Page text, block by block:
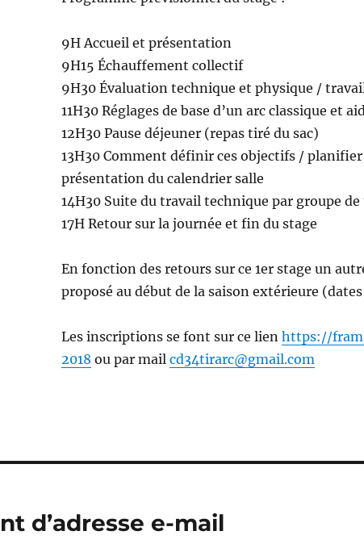
9H Accueil et présentation
9H15 Échauffement collectif
9H30 Évaluation technique et physique /
11H30 Réglages de base d’un arc classique et
12H30 Pause déjeuner (repas tiré du sac)
13H30 Comment définir ces objectifs /
présentation du calendrier salle
14H30 Suite du travail technique par groupe
17H Retour sur la journée et fin du stage
En fonction des retours sur ce 1er stage un
proposé au début de la saison extérieure
Les inscriptions se font sur ce lien https://
2018 ou par mail cd34tirarc@gmail.com
d’adresse e-mail